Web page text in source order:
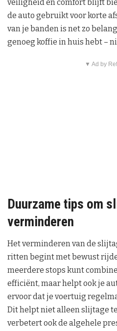
veiligheid en comfort blijft
de auto gebruikt voor korte
van je banden is net zo
genoeg koffie in huis hebt –
▼ Ad by
Duurzame tips om
verminderen
Het verminderen van de
ritten begint met bewust
meerdere stops kunt
efficiënt, maar helpt ook je
ervoor dat je voertuig
Dit helpt niet alleen slijtage
verbetert ook de algehele